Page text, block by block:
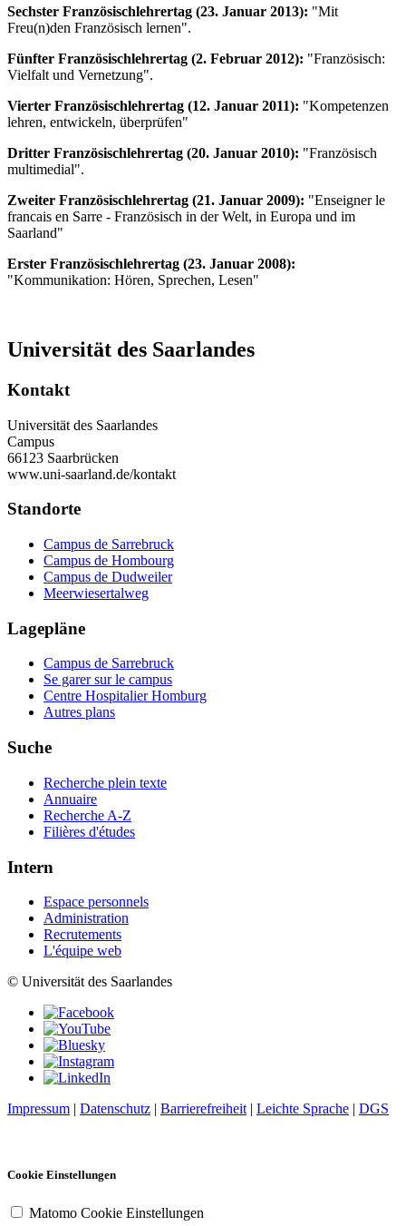
Sechster Französischlehrertag (23. Januar 2013): "Mit
Freu(n)den Französisch lernen".
Fünfter Französischlehrertag (2. Februar 2012): "Französisch:
Vielfalt und Vernetzung".
Vierter Französischlehrertag (12. Januar 2011): "Kompetenzen
lehren, entwickeln, überprüfen"
Dritter Französischlehrertag (20. Januar 2010): "Französisch
multimedial".
Zweiter Französischlehrertag (21. Januar 2009): "Enseigner le
francais en Sarre - Französisch in der Welt, in Europa und im
Saarland"
Erster Französischlehrertag (23. Januar 2008):
"Kommunikation: Hören, Sprechen, Lesen"
Universität des Saarlandes
Kontakt
Universität des Saarlandes
Campus
66123 Saarbrücken
www.uni-saarland.de/kontakt
Standorte
Campus de Sarrebruck
Campus de Hombourg
Campus de Dudweiler
Meerwiesertalweg
Lagepläne
Campus de Sarrebruck
Se garer sur le campus
Centre Hospitalier Homburg
Autres plans
Suche
Recherche plein texte
Annuaire
Recherche A-Z
Filières d'études
Intern
Espace personnels
Administration
Recrutements
L'équipe web
© Universität des Saarlandes
Impressum | Datenschutz | Barrierefreiheit | Leichte Sprache | DGS
Cookie Einstellungen
Matomo Cookie Einstellungen